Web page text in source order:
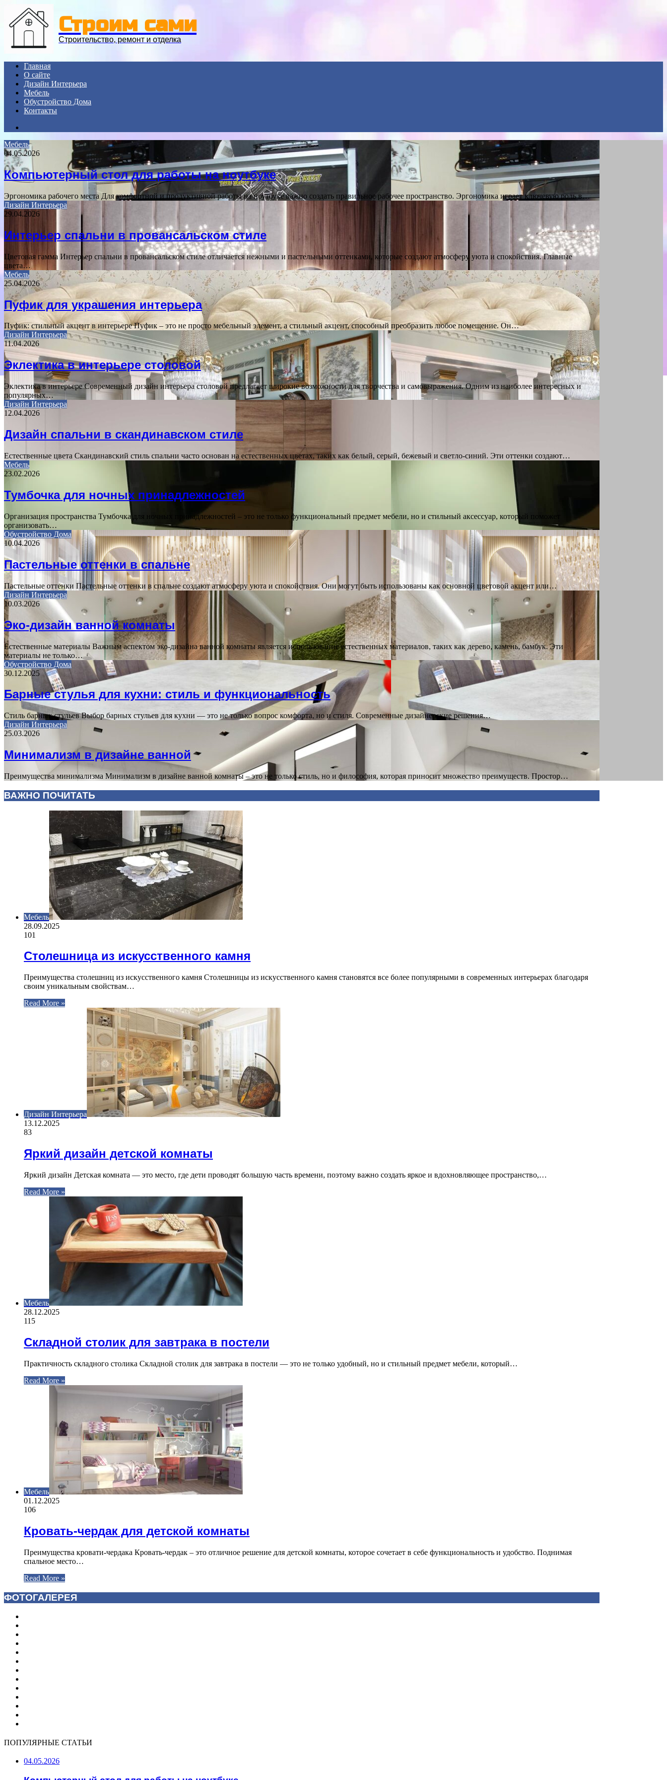
Строим сами
Строительство, ремонт и отделка
Главная
О сайте
Дизайн Интерьера
Мебель
Обустройство Дома
Контакты
Мебель
04.05.2026
Компьютерный стол для работы на ноутбуке
Эргономика рабочего места Для комфортной и продуктивной работы на ноутбуке важно создать правильное рабочее пространство. Эргономика играет ключевую роль в…
Дизайн Интерьера
29.04.2026
Интерьер спальни в провансальском стиле
Цветовая гамма Интерьер спальни в провансальском стиле отличается нежными и пастельными оттенками, которые создают атмосферу уюта и спокойствия. Главные
цвета…
Мебель
25.04.2026
Пуфик для украшения интерьера
Пуфик: стильный акцент в интерьере Пуфик – это не просто мебельный элемент, а стильный акцент, способный преобразить любое помещение. Он…
Дизайн Интерьера
11.04.2026
Эклектика в интерьере столовой
Эклектика в интерьере Современный дизайн интерьера столовой предлагает широкие возможности для творчества и самовыражения. Одним из наиболее интересных и
популярных…
Дизайн Интерьера
12.04.2026
Дизайн спальни в скандинавском стиле
Естественные цвета Скандинавский стиль спальни часто основан на естественных цветах, таких как белый, серый, бежевый и светло-синий. Эти оттенки создают…
Мебель
23.02.2026
Тумбочка для ночных принадлежностей
Организация пространства Тумбочка для ночных принадлежностей – это не только функциональный предмет мебели, но и стильный аксессуар, который поможет
организовать…
Обустройство Дома
10.04.2026
Пастельные оттенки в спальне
Пастельные оттенки Пастельные оттенки в спальне создают атмосферу уюта и спокойствия. Они могут быть использованы как основной цветовой акцент или…
Дизайн Интерьера
10.03.2026
Эко-дизайн ванной комнаты
Естественные материалы Важным аспектом эко-дизайна ванной комнаты является использование естественных материалов, таких как дерево, камень, бамбук. Эти
материалы не только…
Обустройство Дома
30.12.2025
Барные стулья для кухни: стиль и функциональность
Стиль барных стульев Выбор барных стульев для кухни — это не только вопрос комфорта, но и стиля. Современные дизайнерские решения…
Дизайн Интерьера
25.03.2026
Минимализм в дизайне ванной
Преимущества минимализма Минимализм в дизайне ванной комнаты – это не только стиль, но и философия, которая приносит множество преимуществ. Простор…
ВАЖНО ПОЧИТАТЬ
Мебель
28.09.2025
101
Столешница из искусственного камня
Преимущества столешниц из искусственного камня Столешницы из искусственного камня становятся все более популярными в современных интерьерах благодаря
своим уникальным свойствам…
Read More »
Дизайн Интерьера
13.12.2025
83
Яркий дизайн детской комнаты
Яркий дизайн Детская комната — это место, где дети проводят большую часть времени, поэтому важно создать яркое и вдохновляющее пространство,…
Read More »
Мебель
28.12.2025
115
Складной столик для завтрака в постели
Практичность складного столика Складной столик для завтрака в постели — это не только удобный, но и стильный предмет мебели, который…
Read More »
Мебель
01.12.2025
106
Кровать-чердак для детской комнаты
Преимущества кровати-чердака Кровать-чердак – это отличное решение для детской комнаты, которое сочетает в себе функциональность и удобство. Поднимая
спальное место…
Read More »
ФОТОГАЛЕРЕЯ
ПОПУЛЯРНЫЕ СТАТЬИ
04.05.2026